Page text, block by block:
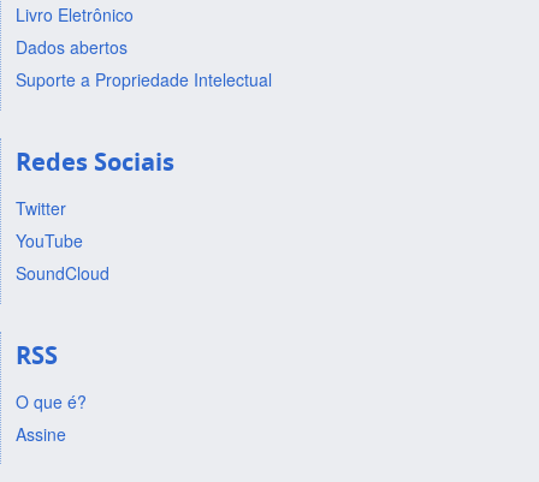
Livro Eletrônico
Dados abertos
Suporte a Propriedade Intelectual
Redes Sociais
Twitter
YouTube
SoundCloud
RSS
O que é?
Assine